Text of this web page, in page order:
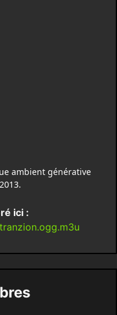
ambient générative
ici :